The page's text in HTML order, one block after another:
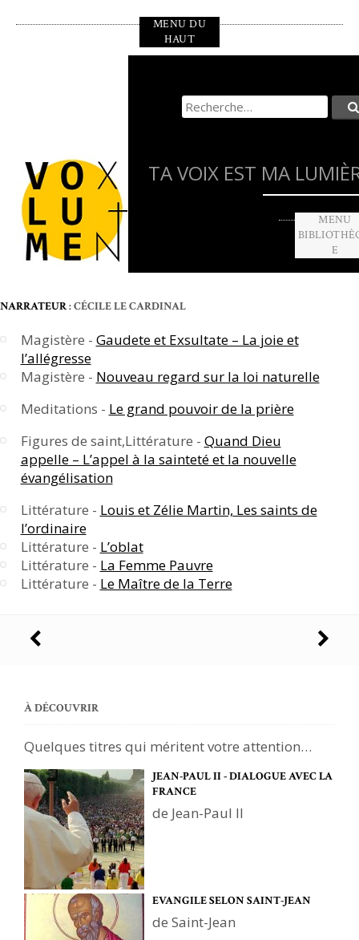
MENU DU
HAUT
Recherche
pour
TA VOIX EST MA
MENU
E
NARRATEUR: CÉCILE LE CARDINAL
Magistère - Gaudete et Exsultate – La joie et
l’allégresse
Magistère - Nouveau regard sur la loi naturelle
Meditations - Le grand pouvoir de la prière
Figures de saint,Littérature - Quand Dieu
appelle – L’appel à la sainteté et la nouvelle
évangélisation
Littérature - Louis et Zélie Martin, Les saints de
l’ordinaire
Littérature - L’oblat
Littérature - La Femme Pauvre
Littérature - Le Maître de la Terre
Navigation
articles
À DÉCOUVRIR
Quelques titres qui méritent votre attention…
JEAN-PAUL II - DIALOGUE AVEC LA
FRANCE
de Jean-Paul II
EVANGILE SELON SAINT-JEAN
de Saint-Jean